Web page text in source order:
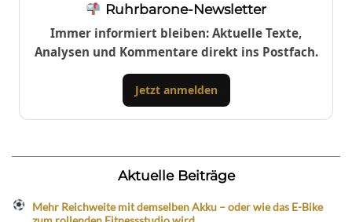
Ruhrbarone-Newsletter
Immer informiert bleiben: Aktuelle Texte,
Analysen und Kommentare direkt ins Postfach.
Jetzt anmelden
Aktuelle Beiträge
Mehr Reichweite mit demselben Akku – oder wie das E-Bike